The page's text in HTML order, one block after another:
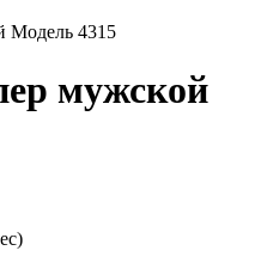
Модель 4315
мужской